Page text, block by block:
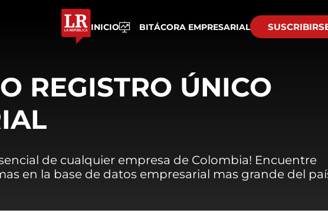
INICIO BITÁCORA EMPRESARIAL
REGISTRO ÚNICO
de cualquier empresa de Colombia! Encuentre
en la base de datos empresarial mas grande del